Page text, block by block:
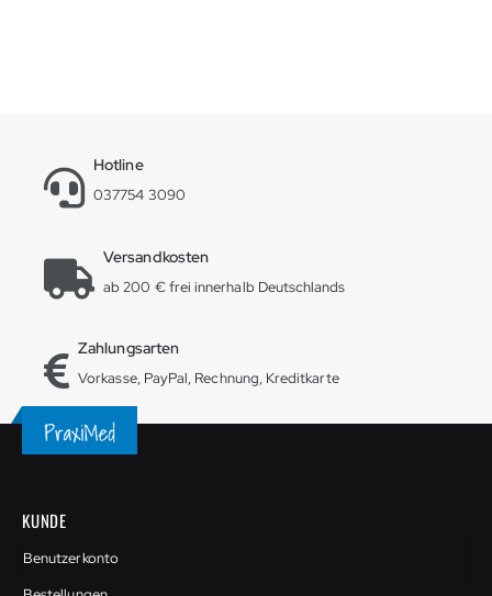
Hotline
037754 3090
Versandkosten
ab 200 € frei innerhalb Deutschlands
Zahlungsarten
Vorkasse, PayPal, Rechnung, Kreditkarte
KUNDE
Benutzerkonto